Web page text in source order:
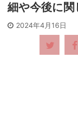
細や今後に関
2024年4月16日